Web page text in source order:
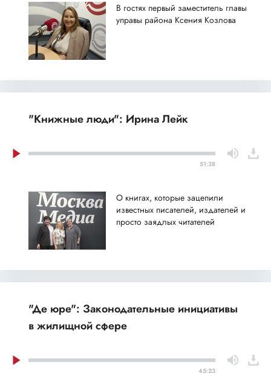
В гостях первый заместитель главы
управы района Ксения Козлова
"Книжные люди": Ирина Лейк
51:38
О книгах, которые зацепили
известных писателей, издателей и
просто заядлых читателей
"Де юре": Законодательные инициативы
в жилищной сфере
45:23